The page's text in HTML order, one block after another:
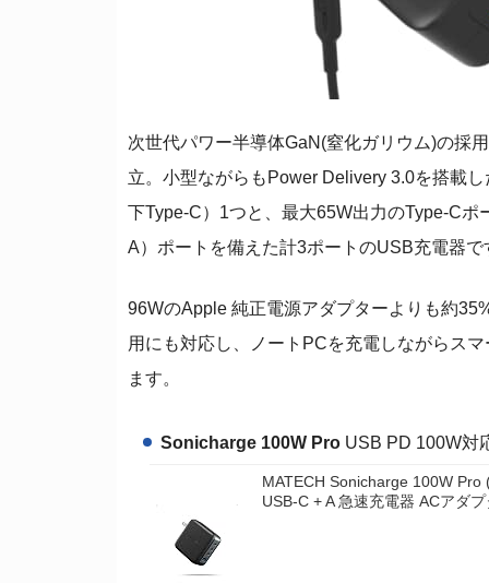
次世代パワー半導体GaN(窒化ガリウム)の採
立。小型ながらもPower Delivery 3.0を搭載
下Type-C）1つと、最大65W出力のType-C
A）ポートを備えた計3ポートのUSB充電器で
96WのApple 純正電源アダプターよりも約
用にも対応し、ノートPCを充電しながらス
ます。
Sonicharge 100W Pro USB PD 100W
MATECH Sonicharge 100W Pro
USB-C + A 急速充電器 ACアダ